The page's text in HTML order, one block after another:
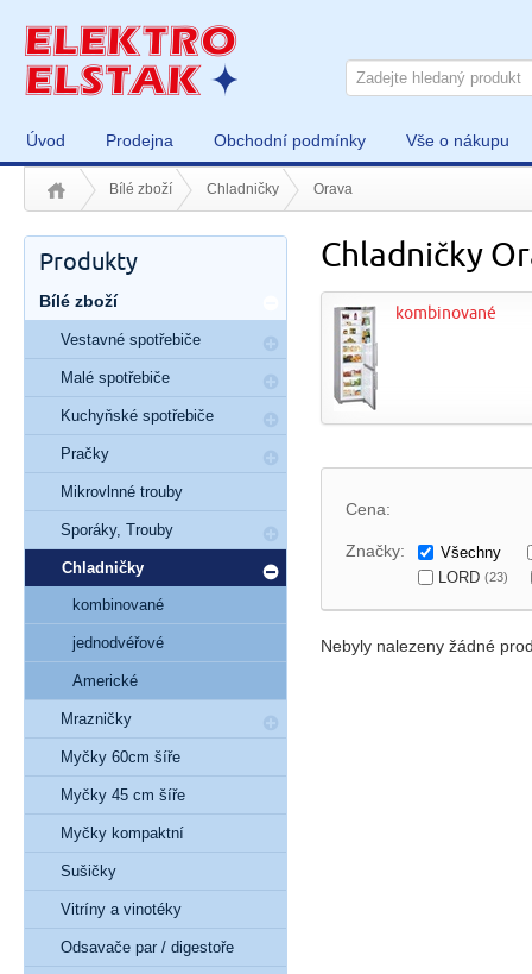
Úvod Prodejna Obchodní podmínky Vše o nákupu
Bílé zboží Chladničky Orava
Chladničky
kombinované
Cena:
Značky:
Všechny
LORD (23)
Nebyly nalezeny žádné
Produkty
Bílé zboží
Vestavné spotřebiče
Malé spotřebiče
Kuchyňské spotřebiče
Pračky
Mikrovlnné trouby
Sporáky, Trouby
Chladničky
kombinované
jednodvéřové
Americké
Mrazničky
Myčky 60cm šíře
Myčky 45 cm šíře
Myčky kompaktní
Sušičky
Vitríny a vinotéky
Odsavače par / digestoře